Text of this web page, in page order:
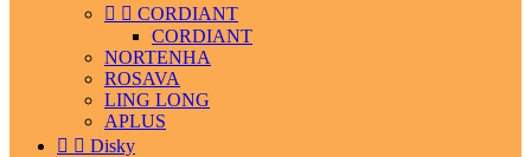
  CORDIANT
CORDIANT
NORTENHA
ROSAVA
LING LONG
APLUS
  Disky